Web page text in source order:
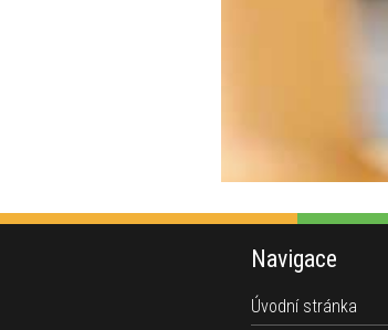
Navigace
Úvodní stránka